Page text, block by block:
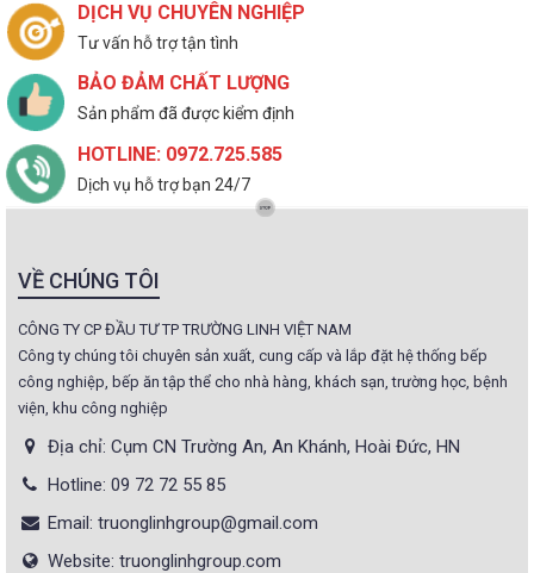
DỊCH VỤ CHUYÊN NGHIỆP
Tư vấn hỗ trợ tận tình
BẢO ĐẢM CHẤT LƯỢNG
Sản phẩm đã được kiểm định
HOTLINE: 0972.725.585
Dịch vụ hỗ trợ bạn 24/7
VỀ CHÚNG TÔI
CÔNG TY CP ĐẦU TƯ TP TRƯỜNG LINH VIỆT NAM
Công ty chúng tôi chuyên sản xuất, cung cấp và lắp đặt hệ thống bếp
công nghiệp, bếp ăn tập thể cho nhà hàng, khách sạn, trường học, bệnh
viện, khu công nghiệp
Địa chỉ: Cụm CN Trường An, An Khánh, Hoài Đức, HN
Hotline: 09 72 72 55 85
Email: truonglinhgroup@gmail.com
Website: truonglinhgroup.com